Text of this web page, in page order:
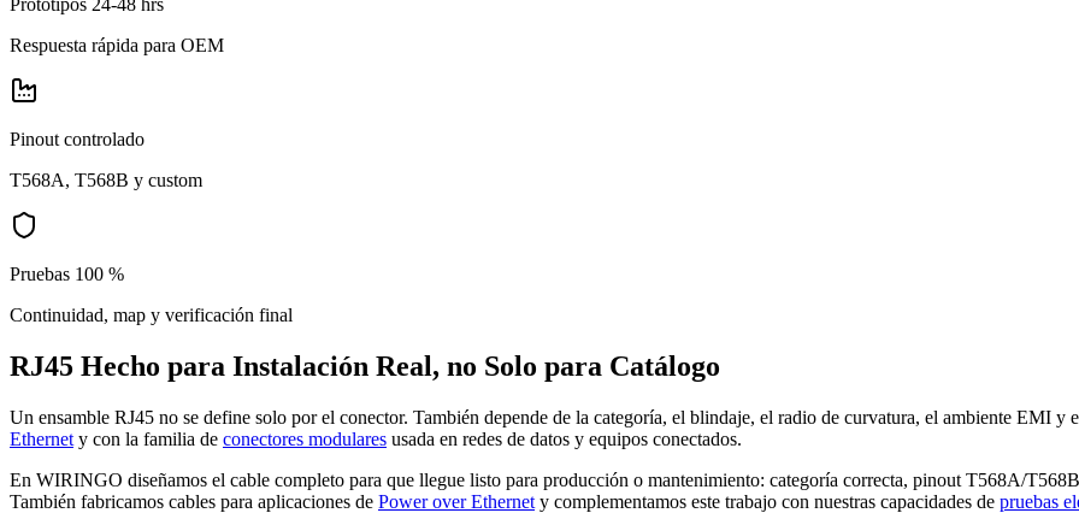
Respuesta rápida para OEM
Pinout controlado
T568A, T568B y custom
Pruebas 100 %
Continuidad, map y verificación final
RJ45 Hecho para Instalación Real, no Solo para Catálogo
Un ensamble RJ45 no se define solo por el conector. También depende de la categoría, el blindaje, el radio de curvatura, el ambiente EMI y
Ethernet y con la familia de conectores modulares usada en redes de datos y equipos conectados.
En WIRINGO diseñamos el cable completo para que llegue listo para producción o mantenimiento: categoría correcta, pinout T568A/
También fabricamos cables para aplicaciones de Power over Ethernet y complementamos este trabajo con nuestras capacidades de pruebas